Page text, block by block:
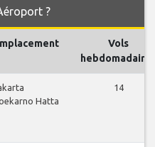
?
Vols
Hatta
14